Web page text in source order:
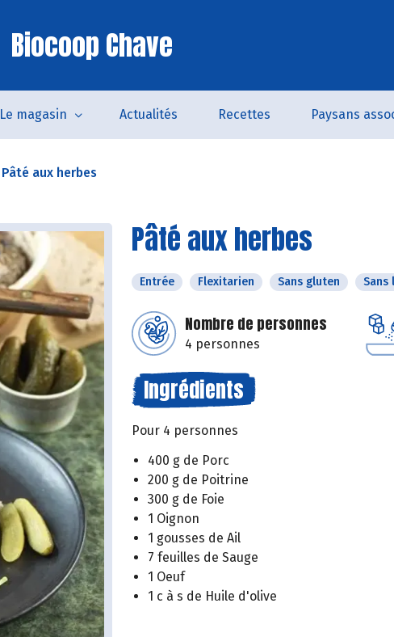
Biocoop Chave
Le magasin Actualités Recettes Paysans
Pâté aux herbes
Pâté aux herbes
Entrée Flexitarien Sans gluten Sans
Nombre de personnes
4 personnes
Ingrédients
Pour 4 personnes
400 g de Porc
200 g de Poitrine
300 g de Foie
1 Oignon
1 gousses de Ail
7 feuilles de Sauge
1 Oeuf
1 c à s de Huile d'olive